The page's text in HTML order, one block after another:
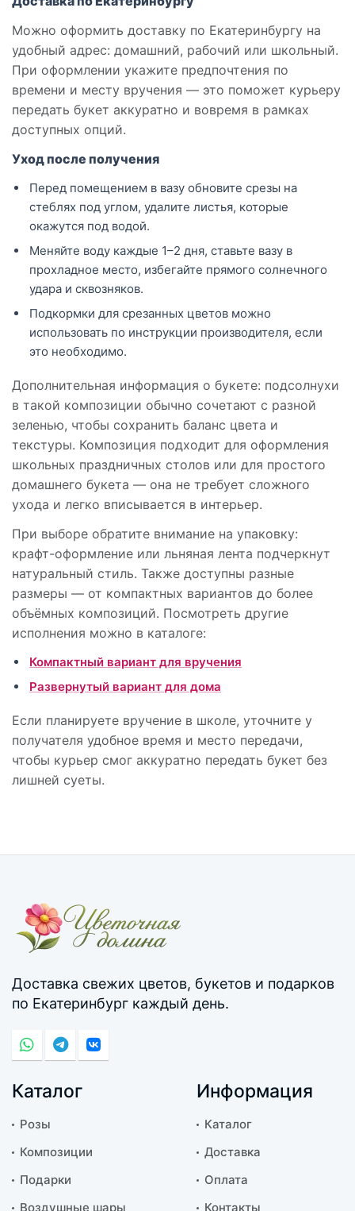
Можно оформить доставку по Екатеринбургу на
удобный адрес: домашний, рабочий или школьный.
При оформлении укажите предпочтения по
времени и месту вручения — это поможет курьеру
передать букет аккуратно и вовремя в рамках
доступных опций.
Уход после получения
Перед помещением в вазу обновите срезы на
стеблях под углом, удалите листья, которые
окажутся под водой.
Меняйте воду каждые 1–2 дня, ставьте вазу в
прохладное место, избегайте прямого солнечного
удара и сквозняков.
Подкормки для срезанных цветов можно
использовать по инструкции производителя, если
это необходимо.
Дополнительная информация о букете: подсолнухи
в такой композиции обычно сочетают с разной
зеленью, чтобы сохранить баланс цвета и
текстуры. Композиция подходит для оформления
школьных праздничных столов или для простого
домашнего букета — она не требует сложного
ухода и легко вписывается в интерьер.
При выборе обратите внимание на упаковку:
крафт-оформление или льняная лента подчеркнут
натуральный стиль. Также доступны разные
размеры — от компактных вариантов до более
объёмных композиций. Посмотреть другие
исполнения можно в каталоге:
Компактный вариант для вручения
Развернутый вариант для дома
Если планируете вручение в школе, уточните у
получателя удобное время и место передачи,
чтобы курьер смог аккуратно передать букет без
лишней суеты.
Доставка свежих цветов, букетов и подарков
по Екатеринбург каждый день.
Каталог
Розы
Композиции
Подарки
Воздушные шары
Информация
Каталог
Доставка
Оплата
Контакты